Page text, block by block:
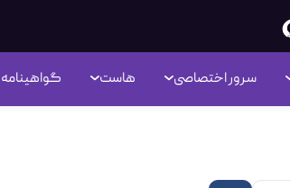
سرور اختصاصی هاست گواهینامه SSL